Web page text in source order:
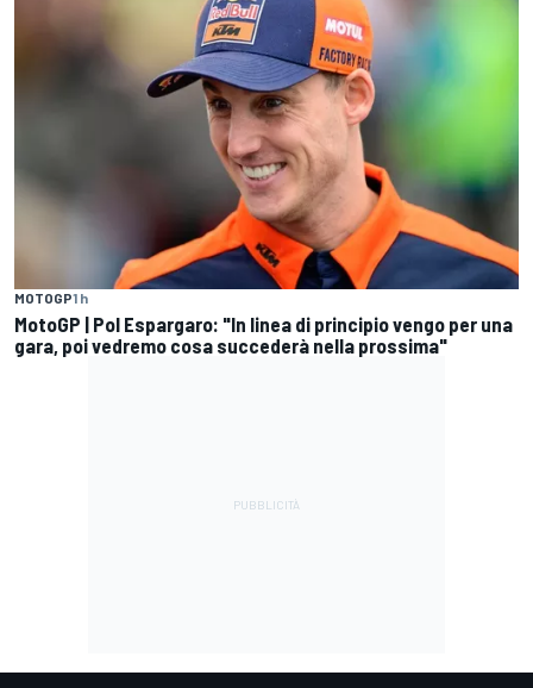
MOTOGP1 h
MotoGP | Pol Espargaro: "In linea di principio vengo per una
gara, poi vedremo cosa succederà nella prossima"